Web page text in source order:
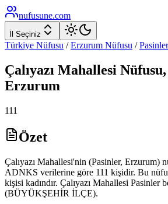
nufusune.com
İl Seçiniz
Türkiye Nüfusu / Erzurum Nüfusu / Pasinler
Çalıyazı Mahallesi Nüfusu,
Erzurum
111
Özet
Çalıyazı Mahallesi'nin (Pasinler, Erzurum)
ADNKS verilerine göre 111 kişidir. Bu
kişisi kadındır. Çalıyazı Mahallesi Pasinler
(BÜYÜKŞEHİR İLÇE).